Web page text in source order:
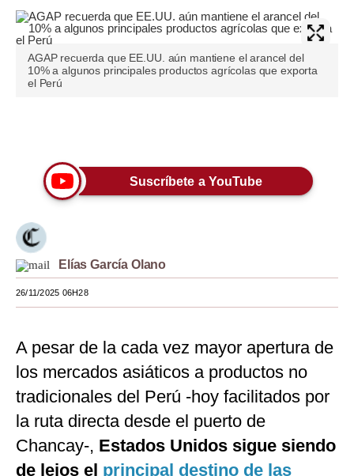
Blogs
Lujo
Estilos
EEUU
México
Tecnología
Club del Suscriptor
Mix
G de Gestión
AGAP recuerda que EE.UU. aún mantiene el arancel del
10% a algunos principales productos agrícolas que exporta
el Perú
Suscríbete a YouTube
Elías García Olano
26/11/2025 06H28
A pesar de la cada vez mayor apertura de
los mercados asiáticos a productos no
tradicionales del Perú -hoy facilitados por
la ruta directa desde el puerto de
Chancay-, Estados Unidos sigue siendo
de lejos el principal destino de las